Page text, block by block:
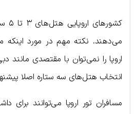
می‌دهند. نکته مهم در مورد اینکه
اروپا را نمی‌توان با مقتصدی مانند
انتخاب هتل‌های سه ستاره اصلا
مسافران تور اروپا می‌توانند برای